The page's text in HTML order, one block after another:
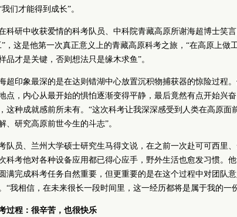
们才能得到成长”。
科研中收获爱情的科考队员、 中科院青藏高原所谢海超博士笑
”，这是他第一次真正意义上的青藏高原科考之旅，“在高原上做
品才是关键，否则想法只是缘木求鱼”。
超印象最深的是在达则错湖中心放置沉积物捕获器的惊险过程
点，内心从最开始的惧怕逐渐变得平静，最后竟然有点开始兴
这种成就感前所未有。“这次科考让我深深感受到人类在高原面
、研究高原前世今生的斗志”。
队员、兰州大学硕士研究生马得文说，在之前一次赴可可西里
科考他对各种设备应用都已得心应手，野外生活也愈发习惯。
满完成科考任务自然重要，但更重要的是在这个过程中对团队
“我相信，在未来很长一段时间里，这一经历都将是属于我的一
过程：很辛苦，也很快乐